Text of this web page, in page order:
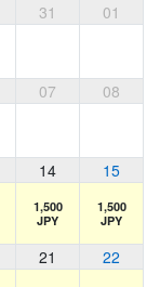
31 01
07 08
14 15
1,500
JPY
1,500
JPY
21 22